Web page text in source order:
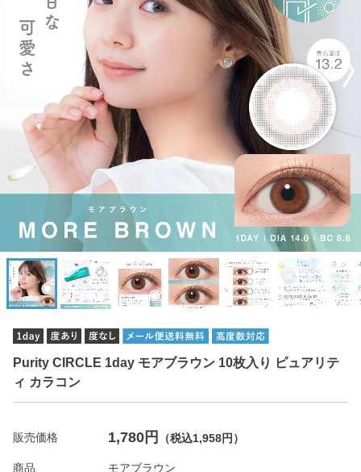
Purity CIRCLE 1day モアブラウン 10枚入り ピュアリテ
ィ カラコン
販売価格 1,780円 （税込1,958円）
商品